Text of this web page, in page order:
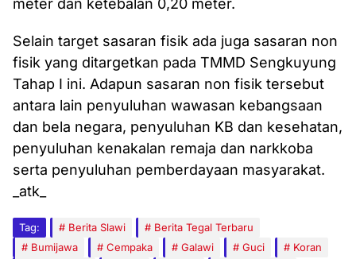
meter dan ketebalan 0,20 meter.
Selain target sasaran fisik ada juga sasaran non
fisik yang ditargetkan pada TMMD Sengkuyung
Tahap I ini. Adapun sasaran non fisik tersebut
antara lain penyuluhan wawasan kebangsaan
dan bela negara, penyuluhan KB dan kesehatan,
penyuluhan kenakalan remaja dan narkkoba
serta penyuluhan pemberdayaan masyarakat.
_atk_
Tag: Berita Slawi
Berita Tegal Terbaru
Bumijawa
Cempaka Galawi Guci
Koran